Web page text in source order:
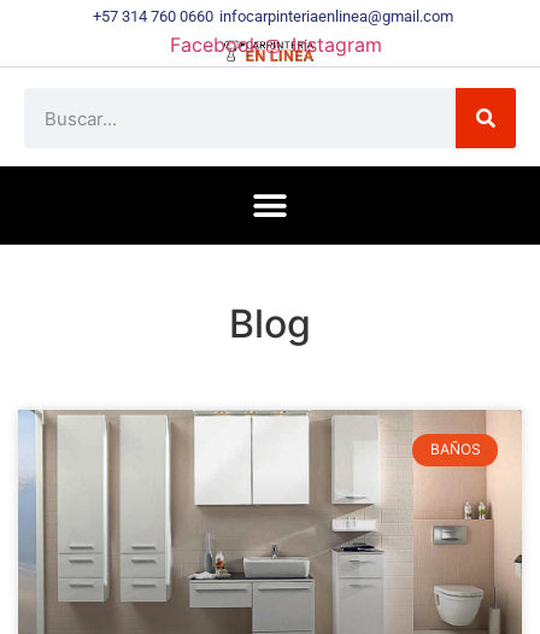
+57 314 760 0660 infocarpinteriaenlinea@gmail.com
Facebook Instagram
Blog
BAÑOS